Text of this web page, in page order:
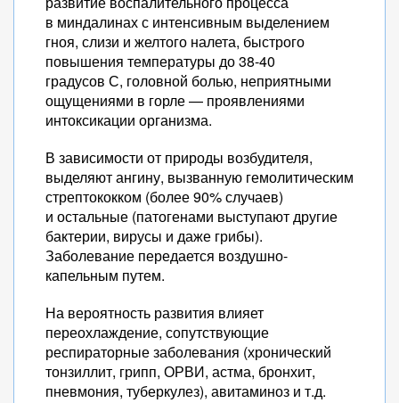
в миндалинах с интенсивным выделением
гноя, слизи и желтого налета, быстрого
повышения температуры до 38-40
градусов С, головной болью, неприятными
ощущениями в горле — проявлениями
интоксикации организма.
В зависимости от природы возбудителя,
выделяют ангину, вызванную гемолитическим
стрептококком (более 90% случаев)
и остальные (патогенами выступают другие
бактерии, вирусы и даже грибы).
Заболевание передается воздушно-
капельным путем.
На вероятность развития влияет
переохлаждение, сопутствующие
респираторные заболевания (хронический
тонзиллит, грипп, ОРВИ, астма, бронхит,
пневмония, туберкулез), авитаминоз и т.д.